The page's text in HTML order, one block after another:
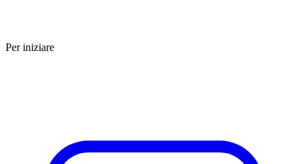
Per iniziare